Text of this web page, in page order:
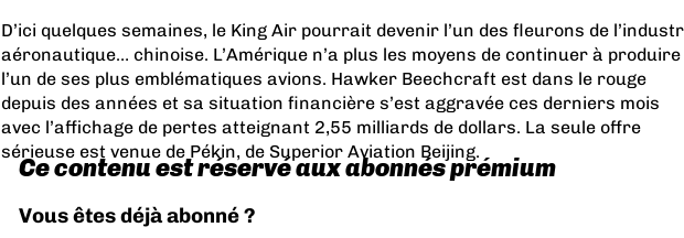
D’ici quelques semaines, le King Air pourrait devenir l’un des fleurons de
aéronautique… chinoise. L’Amérique n’a plus les moyens de continuer à produire
l’un de ses plus emblématiques avions. Hawker Beechcraft est dans le rouge
depuis des années et sa situation financière s’est aggravée ces derniers mois
avec l’affichage de pertes atteignant 2,55 milliards de dollars. La seule offre
sérieuse est venue de Pékin, de Superior Aviation Beijing.
Ce contenu est réservé aux abonnés prémium
Vous êtes déjà abonné ?